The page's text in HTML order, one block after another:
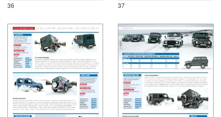
36 37